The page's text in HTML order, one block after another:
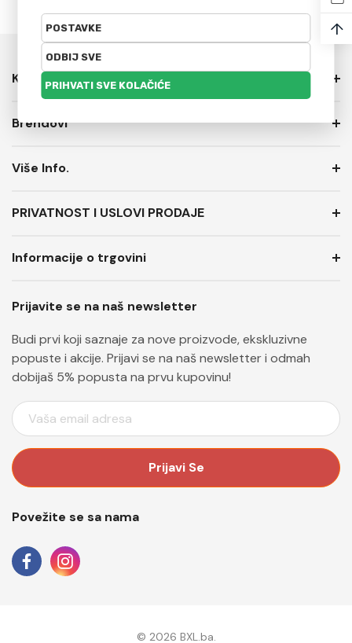
Kategorije
Brendovi
Više Info.
PRIVATNOST I USLOVI PRODAJE
Prijavite se na naš newsletter
Budi prvi koji saznaje za nove proizvode, ekskluzivne
popuste i akcije. Prijavi se na naš newsletter i odmah
dobijaš 5% popusta na prvu kupovinu!
E
M
I
D
E
Informacije o trgovini
Povežite se sa nama
© 2026 BXL.ba.
↑